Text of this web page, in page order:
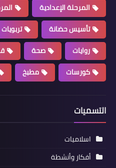
المرحلة الإعدادية
تأسيس حضانة
تربويات
روايات
صحة
كورسات
مطبخ
التسميات
اسلاميات
أفكار وأنشطة